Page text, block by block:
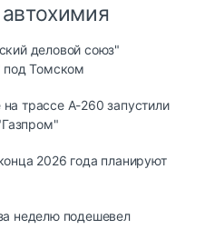
деловой союз"
под Томском
трассе А-260 запустили
2026 года планируют
неделю подешевел